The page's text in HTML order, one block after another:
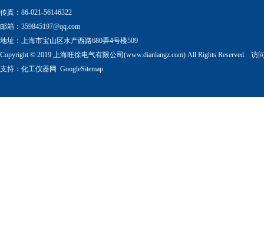
传真：86-021-56146322
邮箱： 359845197@qq.com
地址：上海市宝山区水产西路680弄4号楼509
Copyright © 2019 上海旺徐电气有限公司(www.dianlangz.com) All Rights Reserved. 访
支持： 化工仪器网 GoogleSitemap